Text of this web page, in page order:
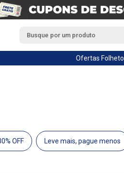
Ofertas Folheto
OFF Leve mais, pague menos